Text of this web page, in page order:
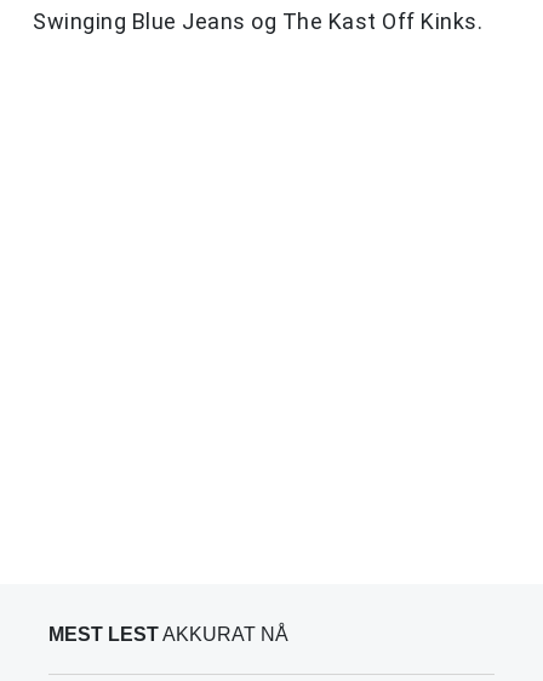
Swinging Blue Jeans og The Kast Off Kinks.
MEST LESTAKKURAT NÅ